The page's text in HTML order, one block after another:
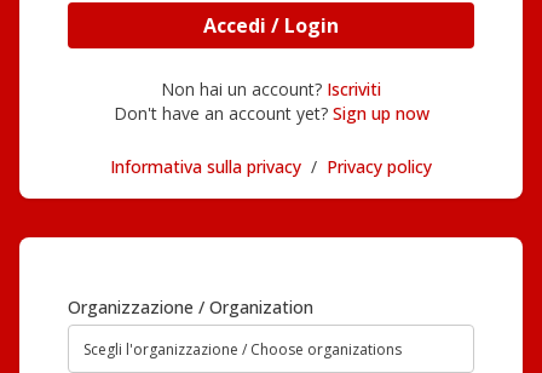
Accedi / Login
Non hai un account? Iscriviti
Don't have an account yet? Sign up now
Informativa sulla privacy / Privacy policy
Organizzazione / Organization